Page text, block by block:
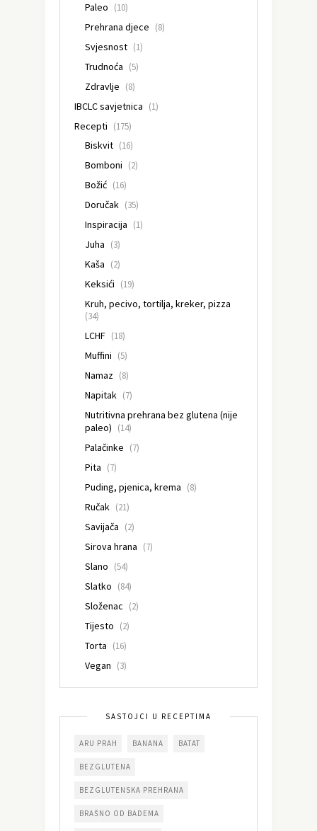
Paleo (10)
Prehrana djece (8)
Svjesnost (1)
Trudnoća (5)
Zdravlje (8)
IBCLC savjetnica (1)
Recepti (175)
Biskvit (16)
Bomboni (2)
Božić (16)
Doručak (35)
Inspiracija (1)
Juha (3)
Kaša (2)
Keksići (19)
Kruh, pecivo, tortilja, kreker, pizza
(34)
LCHF (18)
Muffini (5)
Namaz (8)
Napitak (7)
Nutritivna prehrana bez glutena (nije
paleo) (14)
Palačinke (7)
Pita (7)
Puding, pjenica, krema (8)
Ručak (21)
Savijača (2)
Sirova hrana (7)
Slano (54)
Slatko (84)
Složenac (2)
Tijesto (2)
Torta (16)
Vegan (3)
SASTOJCI U RECEPTIMA
ARU PRAH BANANA BATAT
BEZGLUTENA
BEZGLUTENSKA PREHRANA
BRAŠNO OD BADEMA